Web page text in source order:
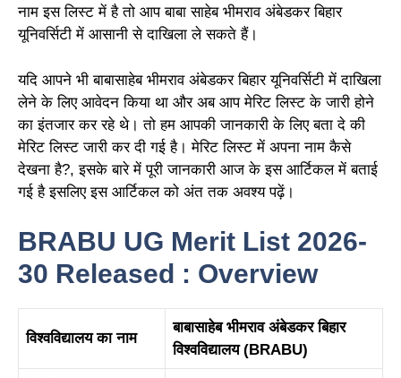
नाम इस लिस्ट में है तो आप बाबा साहेब भीमराव अंबेडकर बिहार
यूनिवर्सिटी में आसानी से दाखिला ले सकते हैं।
यदि आपने भी बाबासाहेब भीमराव अंबेडकर बिहार यूनिवर्सिटी में दाखिला
लेने के लिए आवेदन किया था और अब आप मेरिट लिस्ट के जारी होने
का इंतजार कर रहे थे। तो हम आपकी जानकारी के लिए बता दे की
मेरिट लिस्ट जारी कर दी गई है। मेरिट लिस्ट में अपना नाम कैसे
देखना है?, इसके बारे में पूरी जानकारी आज के इस आर्टिकल में बताई
गई है इसलिए इस आर्टिकल को अंत तक अवश्य पढ़ें।
BRABU UG Merit List 2026-
30 Released : Overview
विश्वविद्यालय का नाम
बाबासाहेब भीमराव अंबेडकर बिहार
विश्वविद्यालय (BRABU)